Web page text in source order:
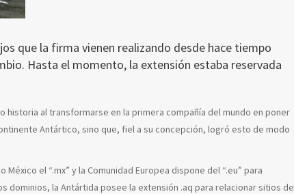
que la firma vienen realizando desde hace tiempo
Hasta el momento, la extensión estaba reservada
historia al transformarse en la primera compañía del mundo en poner
Antártico, sino que, fiel a su concepción, logró esto de modo
el “.mx” y la Comunidad Europea dispone del “.eu” para
dominios, la Antártida posee la extensión .aq para relacionar sitios de